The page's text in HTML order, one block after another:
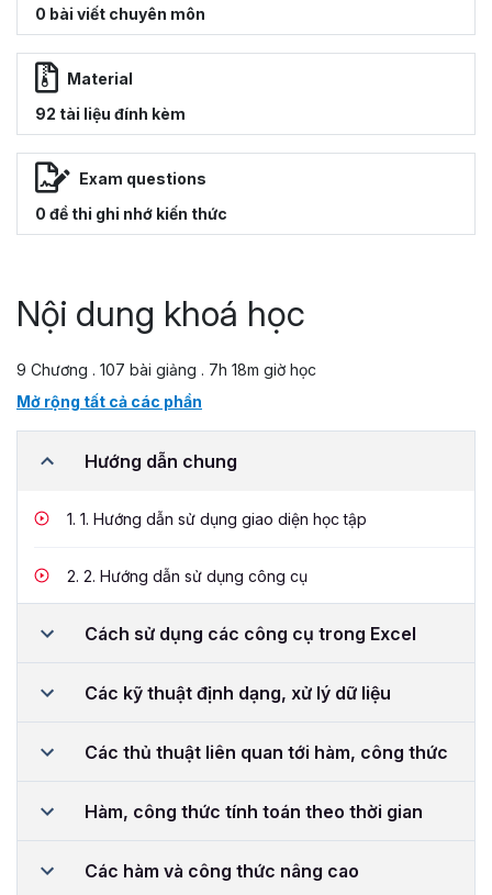
0 bài viết chuyên môn
Material
92 tài liệu đính kèm
Exam questions
0 đề thi ghi nhớ kiến thức
Nội dung khoá học
9 Chương . 107 bài giảng . 7h 18m giờ học
Mở rộng tất cả các phần
Hướng dẫn chung
1. 1. Hướng dẫn sử dụng giao diện học tập
2. 2. Hướng dẫn sử dụng công cụ
Cách sử dụng các công cụ trong Excel
Các kỹ thuật định dạng, xử lý dữ liệu
Các thủ thuật liên quan tới hàm, công thức
Hàm, công thức tính toán theo thời gian
Các hàm và công thức nâng cao